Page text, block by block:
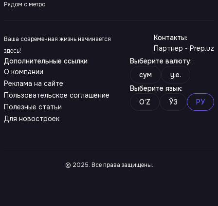
Рядом с метро
Ваша современная жизнь начинается
здесь!
Контакты:
Партнер - Prep.uz
Дополнительные ссылки
О компании
Реклама на сайте
Пользовательское соглашение
Полезные статьи
Для новостроек
Выберите валюту:
сум
y.e.
Выберите язык:
O‘Z
ЎЗ РУ
© 2025. Все права защищены.